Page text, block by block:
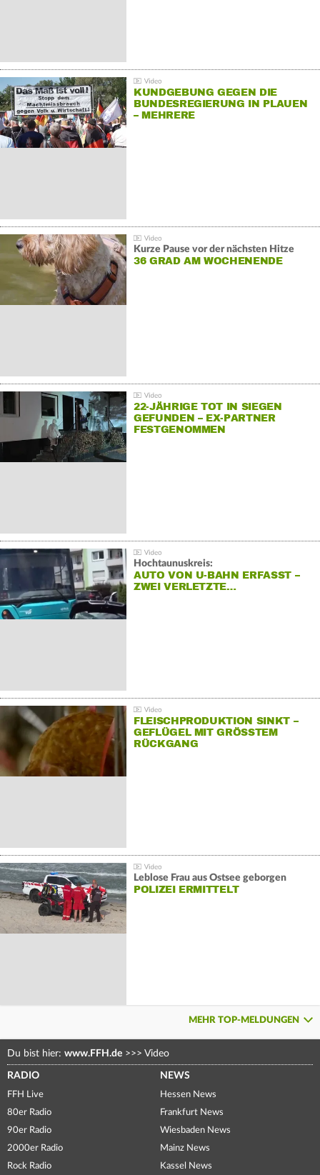
KUNDGEBUNG GEGEN DIE
BUNDESREGIERUNG IN PLAUEN
– MEHRERE
Kurze Pause vor der nächsten Hitze
36 GRAD AM WOCHENENDE
22-JÄHRIGE TOT IN SIEGEN
GEFUNDEN – EX-PARTNER
FESTGENOMMEN
Hochtaunuskreis:
AUTO VON U-BAHN ERFASST –
ZWEI VERLETZTE…
FLEISCHPRODUKTION SINKT –
GEFLÜGEL MIT GRÖSSTEM R
ÜCKGANG
Leblose Frau aus Ostsee geborgen
POLIZEI ERMITTELT
MEHR TOP-MELDUNGEN
Du bist hier: www.FFH.de >>> Video
RADIO
FFH Live
80er Radio
90er Radio
2000er Radio
Rock Radio
NEWS
Hessen News
Frankfurt News
Wiesbaden News
Mainz News
Kassel News